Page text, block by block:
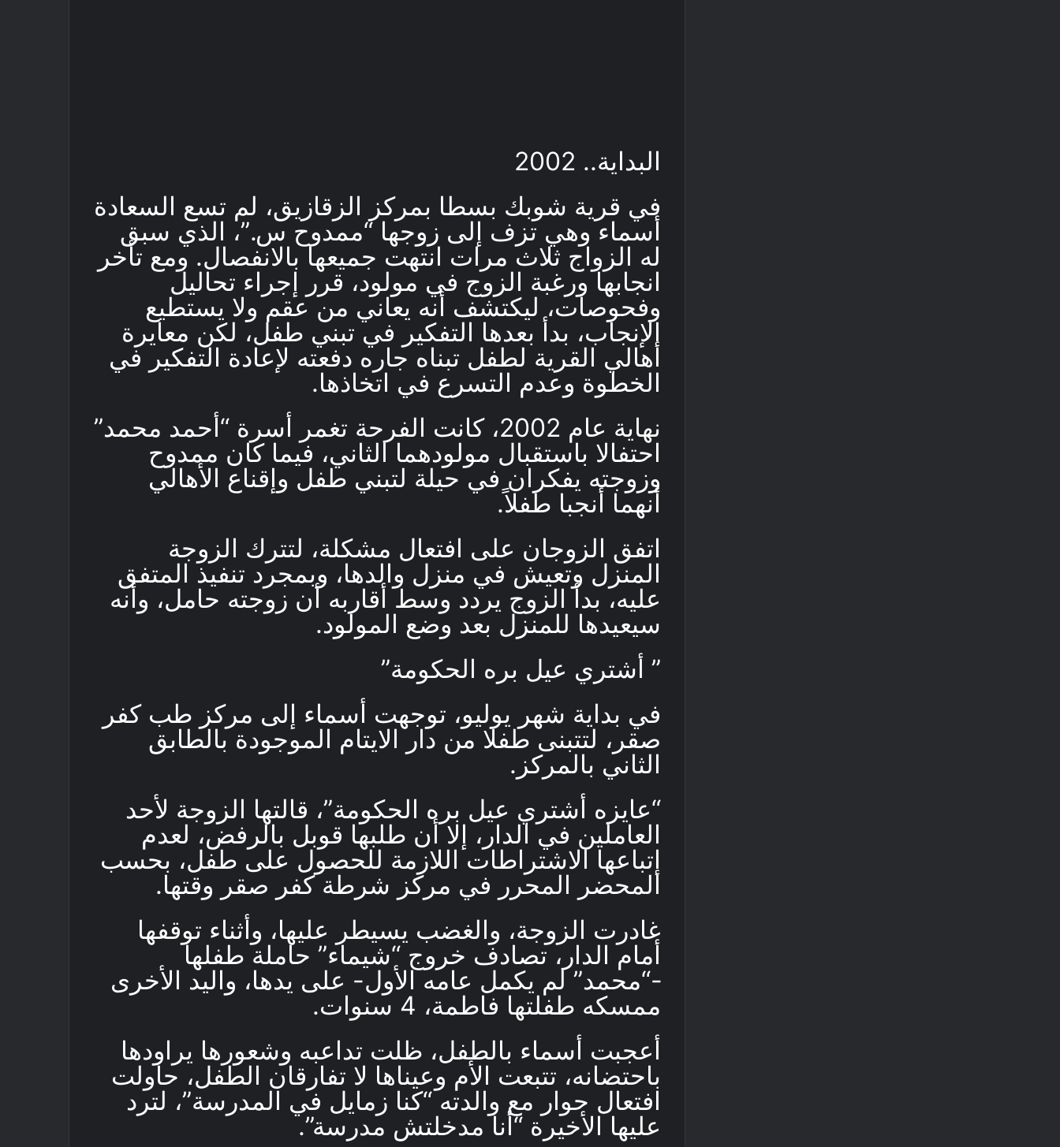
البداية.. 2002
في قرية شوبك بسطا بمركز الزقازيق، لم تسع السعادة
أسماء وهي تزف إلى زوجها “ممدوح س.”، الذي سبق
له الزواج ثلاث مرات انتهت جميعها بالانفصال. ومع تأخر
انجابها ورغبة الزوج في مولود، قرر إجراء تحاليل
وفحوصات، ليكتشف أنه يعاني من عقم ولا يستطيع
الإنجاب، بدأ بعدها التفكير في تبني طفل، لكن معايرة
أهالي القرية لطفل تبناه جاره دفعته لإعادة التفكير في
الخطوة وعدم التسرع في اتخاذها.
نهاية عام 2002، كانت الفرحة تغمر أسرة “أحمد محمد”
احتفالا باستقبال مولودهما الثاني، فيما كان ممدوح
وزوجته يفكران في حيلة لتبني طفل وإقناع الأهالي
أنهما أنجبا طفلاً.
اتفق الزوجان على افتعال مشكلة، لتترك الزوجة
المنزل وتعيش في منزل والدها، وبمجرد تنفيذ المتفق
عليه، بدأ الزوج يردد وسط أقاربه أن زوجته حامل، وأنه
سيعيدها للمنزل بعد وضع المولود.
” أشتري عيل بره الحكومة”
في بداية شهر يوليو، توجهت أسماء إلى مركز طب كفر
صقر، لتتبنى طفلا من دار الايتام الموجودة بالطابق
الثاني بالمركز.
“عايزه أشتري عيل بره الحكومة”، قالتها الزوجة لأحد
العاملين في الدار، إلا أن طلبها قوبل بالرفض، لعدم
إتباعها الاشتراطات اللازمة للحصول على طفل، بحسب
المحضر المحرر في مركز شرطة كفر صقر وقتها.
غادرت الزوجة، والغضب يسيطر عليها، وأثناء توقفها
أمام الدار، تصادف خروج “شيماء” حاملة طفلها
-“محمد” لم يكمل عامه الأول- على يدها، واليد الأخرى
ممسكه طفلتها فاطمة، 4 سنوات.
أعجبت أسماء بالطفل، ظلت تداعبه وشعورها يراودها
باحتضانه، تتبعت الأم وعيناها لا تفارقان الطفل، حاولت
افتعال حوار مع والدته “كنا زمايل في المدرسة”، لترد
عليها الأخيرة “أنا مدخلتش مدرسة”.